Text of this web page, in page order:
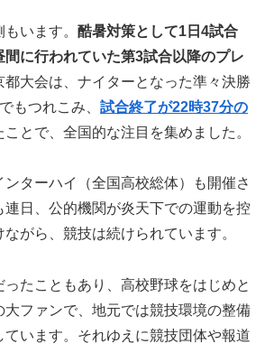
います。 酷暑対策として1日4試合
に行われていた第3試合以降のプレ
都大会は、ナイターとなった準々決勝
もつれこみ、 試合終了が22時37分の
ことで、全国的な注目を集めました。
ターハイ（全国高校総体）も開催さ
連日、公的機関が炎天下での運動を控
がら、競技は続けられています。
たこともあり、高校野球をはじめと
大ファンで、地元では競技環境の整備
ています。それゆえに競技団体や報道